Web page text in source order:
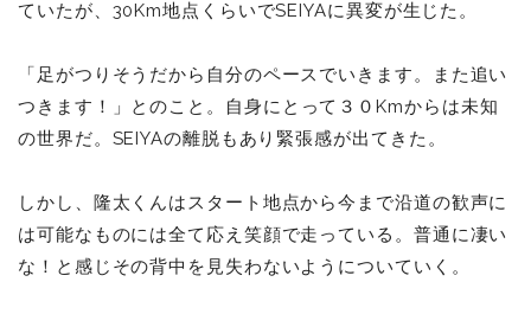
ていたが、30Km地点くらいでSEIYAに異変が生じた。
「足がつりそうだから自分のペースでいきます。また追い
つきます！」とのこと。
自身にとって３０Kmからは未知
の世界だ。SEIYAの離脱もあり緊張感が出てきた。
しかし、隆太くんはスタート地点から今まで沿道の歓声に
は可能なものには全て応え笑顔で走っている。普通に凄い
な！と感じその背中を見失わないようについていく。